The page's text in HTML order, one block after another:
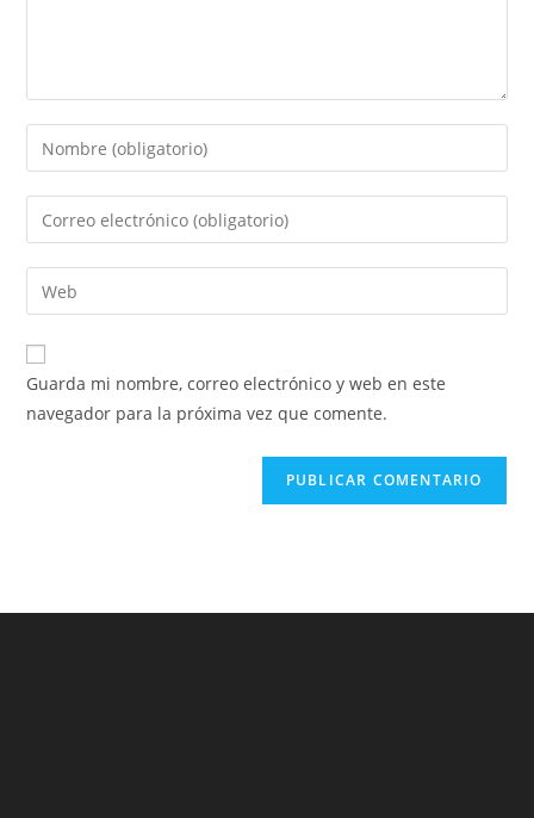
Guarda mi nombre, correo electrónico y web en este
navegador para la próxima vez que comente.